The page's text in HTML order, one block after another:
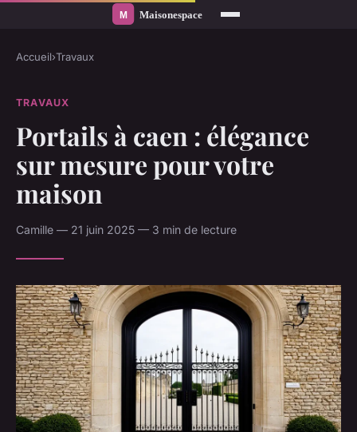
Accueil›Travaux
TRAVAUX
Portails à caen : élégance
sur mesure pour votre
maison
Camille — 21 juin 2025 — 3 min de lecture